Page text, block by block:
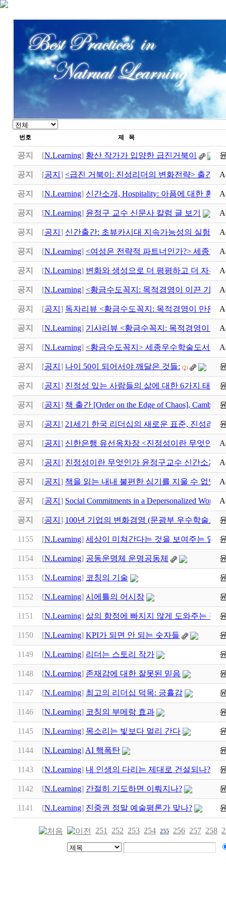
번호 제 목
공지 [N.Learning] 황산 작가가 입양한 급진거북이
공지 [공지 ] <급진 거북이: 진성리더의 변화전략> 출간
공지 [N.Learning] 신간소개, Hospitality: 아픔에 대한 환대
공지 [N.Learning] 윤정구 교수 신문사 칼럼 글 보기
공지 [공지 ] 신간출간: 초뷰카시대 지속가능성의 실험실
공지 [N.Learning] <여성은 전략적 파트너인가?> 세종학
공지 [N.Learning] 변화와 생성으로 더 평평하고 더 자유
공지 [N.Learning] <황금수도꼭지: 목적경영이 이끈 기적
공지 [공지 ] 독자리뷰 <황금수도꼭지: 목적경영이 만든
공지 [N.Learning] 기사리뷰 <황금수꼭지: 목적경영이 만
공지 [N.Learning] <황금수도꼭지> 세종우수학술도서 선
공지 [공지 ] 나이 50이 되어서야 깨달은 것들: (2)
공지 [공지 ] 진정성 있는 사람들의 삶에 대한 6가지 태도 (1)
공지 [공지 ] 책 출간 [Order on the Edge of Chaos],
공지 [공지 ] 21세기 한국 리더십의 새로운 표준, 진성리더
공지 [공지 ] 신한은행 유선옥차장 <진정성이란 무엇인가
공지 [공지 ] 진정성이란 무엇인가 윤정구교수 신간소개
공지 [공지 ] 책을 읽는 내내 불편한 심기를 지울 수 없었다
공지 [공지 ] Social Commitments in a Depersonalized World
공지 [공지 ] 100년 기업의 변화경영 (문광부 우수학술도
1155 [N.Learning] 세상이 미쳐간다는 것을 보여주는 일러
1154 [N.Learning] 공동운명체 운명공동체
1153 [N.Learning] 코칭의 기술
1152 [N.Learning] 시에틀의 어시장
1151 [N.Learning] 삶의 함정에 빠지지 않게 도와주는 질
1150 [N.Learning] KPI가 되면 안 되는 숫자들
1149 [N.Learning] 리더는 스토리 작가
1148 [N.Learning] 존재감에 대한 잘못된 믿음
1147 [N.Learning] 최고의 리더십 덕목: 긍휼감
1146 [N.Learning] 코칭의 부메랑 효과
1145 [N.Learning] 목소리는 빛보다 멀리 간다
1144 [N.Learning] AI 핵폭탄
1143 [N.Learning] 내 인생의 다리는 제대로 건설되나?
1142 [N.Learning] 간절히 기도하면 이뤄지나?
1141 [N.Learning] 진중권 정말 예술평론가 맞나?
251 252 253 254 255 256 257 258